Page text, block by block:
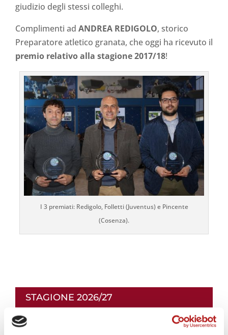
giudizio degli stessi colleghi.
Complimenti ad ANDREA REDIGOLO, storico
Preparatore atletico granata, che oggi ha ricevuto il
premio relativo alla stagione 2017/18!
I 3 premiati: Redigolo, Folletti (Juventus) e Pincente
(Cosenza).
STAGIONE 2026/27